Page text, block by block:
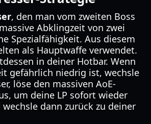
, den man vom zweiten Boss
Abklingzeit von zwei
Spezialfähigkeit. Aus diesem
als Hauptwaffe verwendet.
in deiner Hotbar. Wenn
gefährlich niedrig ist, wechsle
löse den massiven AoE-
um deine LP sofort wieder
dann zurück zu deiner